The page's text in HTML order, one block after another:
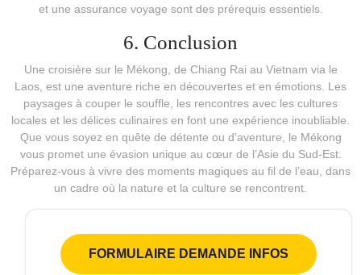
et une assurance voyage sont des prérequis essentiels.
6. Conclusion
Une croisière sur le Mékong, de Chiang Rai au Vietnam via le
Laos, est une aventure riche en découvertes et en émotions. Les
paysages à couper le souffle, les rencontres avec les cultures
locales et les délices culinaires en font une expérience inoubliable.
Que vous soyez en quête de détente ou d’aventure, le Mékong
vous promet une évasion unique au cœur de l’Asie du Sud-Est.
Préparez-vous à vivre des moments magiques au fil de l’eau, dans
un cadre où la nature et la culture se rencontrent.
FORMULAIRE DEMANDE INFOS